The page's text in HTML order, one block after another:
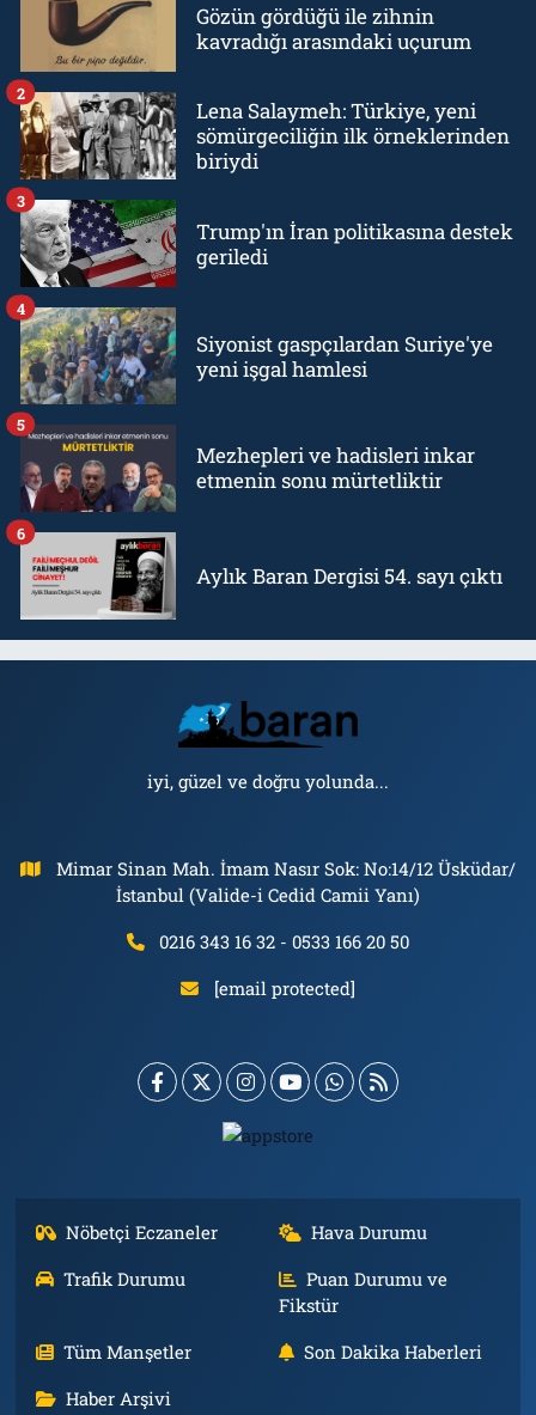
Gözün gördüğü ile zihnin
kavradığı arasındaki uçurum
Lena Salaymeh: Türkiye, yeni
sömürgeciliğin ilk örneklerinden
biriydi
2
Trump'ın İran politikasına destek
geriledi
3
Siyonist gaspçılardan Suriye'ye
yeni işgal hamlesi
4
Mezhepleri ve hadisleri inkar
etmenin sonu mürtetliktir
5
Aylık Baran Dergisi 54. sayı çıktı
6
iyi, güzel ve doğru yolunda...
Mimar Sinan Mah. İmam Nasır Sok: No:14/12 Üsküdar/
İstanbul (Valide-i Cedid Camii Yanı)
0216 343 16 32 - 0533 166 20 50
[email protected]
Nöbetçi Eczaneler
Hava Durumu
Trafik Durumu
Puan Durumu ve
Fikstür
Tüm Manşetler
Son Dakika Haberleri
Haber Arşivi